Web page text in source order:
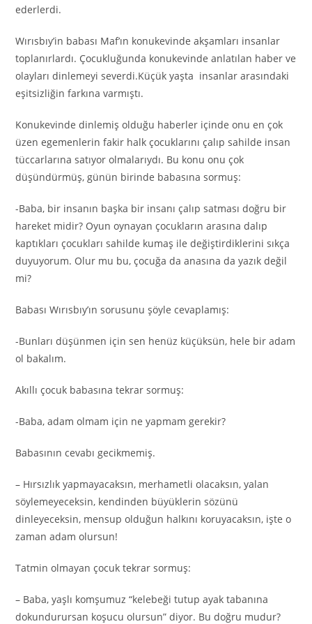
ederlerdi.
Wırısbıy’in babası Maf’ın konukevinde akşamları insanlar
toplanırlardı. Çocukluğunda konukevinde anlatılan haber ve
olayları dinlemeyi severdi.Küçük yaşta insanlar arasındaki
eşitsizliğin farkına varmıştı.
Konukevinde dinlemiş olduğu haberler içinde onu en çok
üzen egemenlerin fakir halk çocuklarını çalıp sahilde insan
tüccarlarına satıyor olmalarıydı. Bu konu onu çok
düşündürmüş, günün birinde babasına sormuş:
-Baba, bir insanın başka bir insanı çalıp satması doğru bir
hareket midir? Oyun oynayan çocukların arasına dalıp
kaptıkları çocukları sahilde kumaş ile değiştirdiklerini sıkça
duyuyorum. Olur mu bu, çocuğa da anasına da yazık değil
mi?
Babası Wırısbıy’ın sorusunu şöyle cevaplamış:
-Bunları düşünmen için sen henüz küçüksün, hele bir adam
ol bakalım.
Akıllı çocuk babasına tekrar sormuş:
-Baba, adam olmam için ne yapmam gerekir?
Babasının cevabı gecikmemiş.
– Hırsızlık yapmayacaksın, merhametli olacaksın, yalan
söylemeyeceksin, kendinden büyüklerin sözünü
dinleyeceksin, mensup olduğun halkını koruyacaksın, işte o
zaman adam olursun!
Tatmin olmayan çocuk tekrar sormuş:
– Baba, yaşlı komşumuz “kelebeği tutup ayak tabanına
dokundurursan koşucu olursun” diyor. Bu doğru mudur?